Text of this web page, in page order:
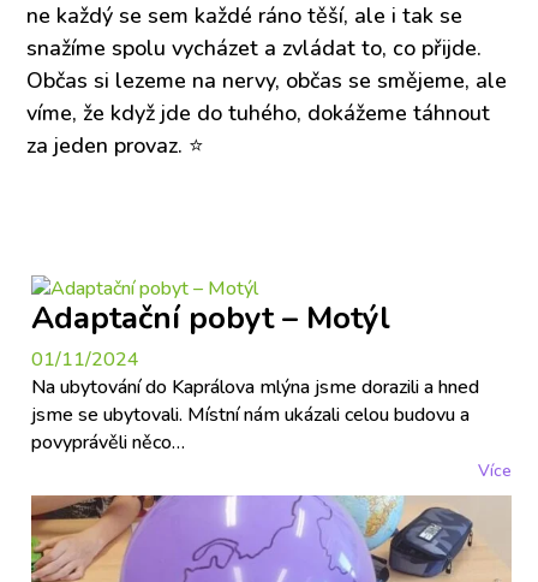
ne každý se sem každé ráno těší, ale i tak se
snažíme spolu vycházet a zvládat to, co přijde.
Občas si lezeme na nervy, občas se smějeme, ale
víme, že když jde do tuhého, dokážeme táhnout
za jeden provaz. ⭐
Adaptační pobyt – Motýl
01/11/2024
Na ubytování do Kaprálova mlýna jsme dorazili a hned
jsme se ubytovali. Místní nám ukázali celou budovu a
povyprávěli něco…
Více